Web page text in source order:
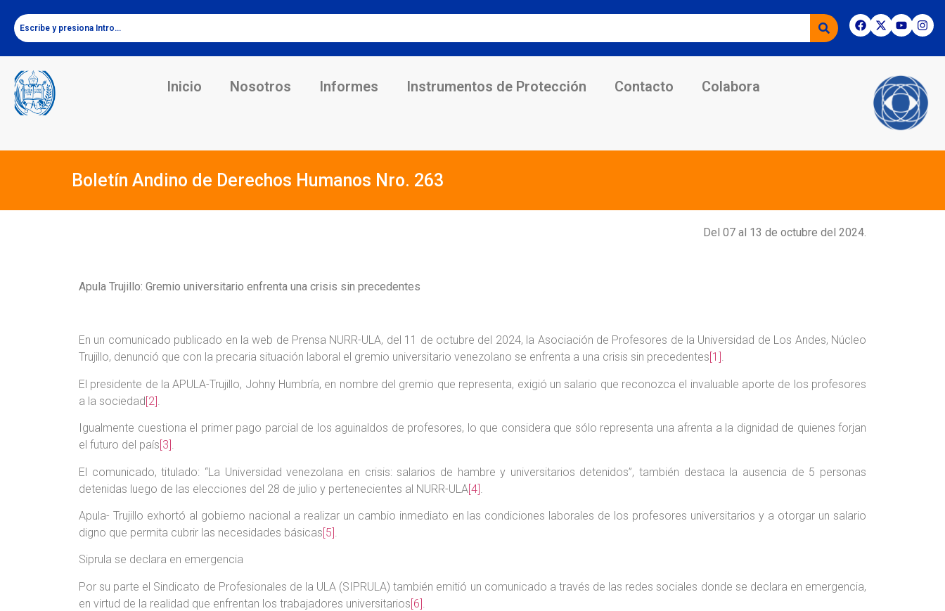
Inicio Nosotros Informes Instrumentos de Protección Contacto Colabora
Boletín Andino de Derechos Humanos Nro. 263
Del 07 al 13 de octubre del 2024.
Apula Trujillo: Gremio universitario enfrenta una crisis sin precedentes
En un comunicado publicado en la web de Prensa NURR-ULA, del 11 de octubre del 2024, la Asociación de Profesores de la Universidad de Los Andes, Núcleo
Trujillo, denunció que con la precaria situación laboral el gremio universitario venezolano se enfrenta a una crisis sin precedentes [1] .
El presidente de la APULA-Trujillo, Johny Humbría, en nombre del gremio que representa, exigió un salario que reconozca el invaluable aporte de los profesores
a la sociedad[2]
Igualmente cuestiona el primer pago parcial de los aguinaldos de profesores, lo que considera que sólo representa una afrenta a la dignidad de quienes forjan
el futuro del país [3] .
El comunicado, titulado: “La Universidad venezolana en crisis: salarios de hambre y universitarios detenidos”, también destaca la ausencia de 5 personas
detenidas luego de las elecciones del 28 de julio y pertenecientes al NURR-ULA[4]
Apula- Trujillo exhortó al gobierno nacional a realizar un cambio inmediato en las condiciones laborales de los profesores universitarios y a otorgar un salario
digno que permita cubrir las necesidades básicas[5].
Siprula se declara en emergencia
Por su parte el Sindicato de Profesionales de la ULA (SIPRULA) también emitió un comunicado a través de las redes sociales donde se declara en emergencia,
en virtud de la realidad que enfrentan los trabajadores universitarios[6]